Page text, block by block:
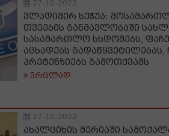
27-10-2022
ვლადიმერ ხუჭუა:
თვეების განმავლობაში
სასამართლო სხდომებს,
აცხადებს გადაწყვეტილებას,
პრეტენზიებს გამოთქვამს
ვრცლად
27-10-2022
ახალციხის მერიაში